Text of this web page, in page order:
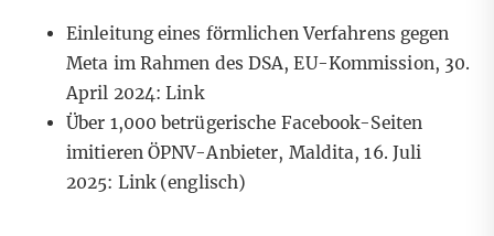
Einleitung eines förmlichen Verfahrens gegen
Meta im Rahmen des DSA, EU-Kommission, 30.
April 2024:Link
Über 1,000 betrügerische Facebook-Seiten
imitieren ÖPNV-Anbieter, Maldita, 16. Juli
2025: Link(englisch)